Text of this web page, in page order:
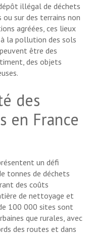
illégal de déchets
sur des terrains non
agréées, ces lieux
la pollution des sols
être des
des objets
des
en France
un défi
tonnes de déchets
des coûts
de nettoyage et
100 000 sites sont
que rurales, avec
des routes et dans